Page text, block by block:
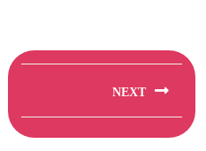
NEXT
post: